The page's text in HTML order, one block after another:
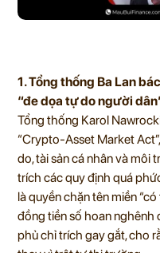
1. Tổng thống Ba Lan
“đe dọa tự do người
Tổng thống Karol
“Crypto-Asset Market
do, tài sản cá nhân và môi
trích các quy định quá
là quyền chặn tên miền
đồng tiền số hoan nghênh
phủ chỉ trích gay gắt, cho